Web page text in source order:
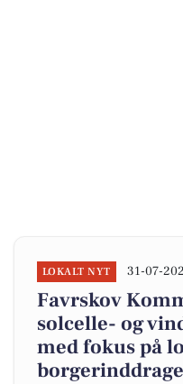
LOKALT NYT 31-07-
Favrskov
solcelle- og
med fokus på